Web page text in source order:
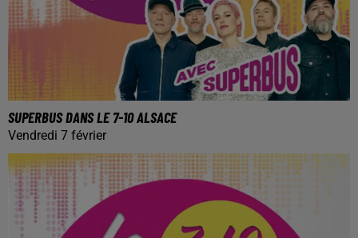
SUPERBUS DANS LE 7-10 ALSACE
Vendredi 7 février